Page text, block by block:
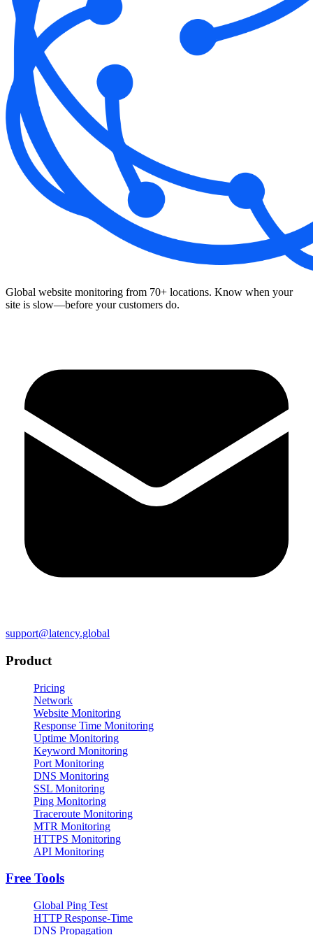
Global website monitoring from 70+ locations. Know when your
site is slow—before your customers do.
support@latency.global
Product
Pricing
Network
Website Monitoring
Response Time Monitoring
Uptime Monitoring
Keyword Monitoring
Port Monitoring
DNS Monitoring
SSL Monitoring
Ping Monitoring
Traceroute Monitoring
MTR Monitoring
HTTPS Monitoring
API Monitoring
Free Tools
Global Ping Test
HTTP Response-Time
DNS Propagation